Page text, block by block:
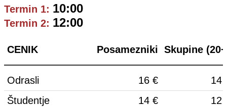
Termin 1: 10:00
Termin 2: 12:00
CENIK Posamezniki Skupine
Odrasli 16 €
14
Študentje
14 €
12